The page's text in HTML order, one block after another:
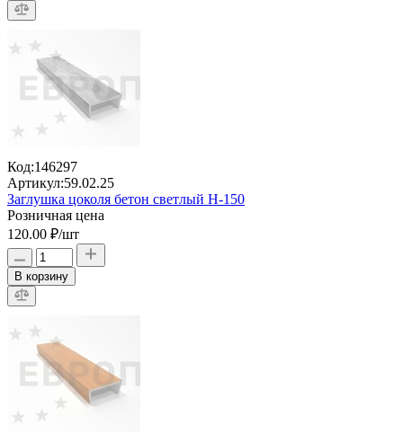
Код:146297
Артикул:59.02.25
Заглушка цоколя бетон светлый H-150
Розничная цена
120.00 ₽/шт
В корзину